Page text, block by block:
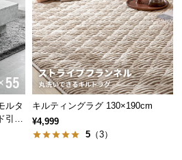
ト
りとしたクッション性を生み
ルタ
き
キルティングラグ 130×190cm
¥4,999
5 （3）